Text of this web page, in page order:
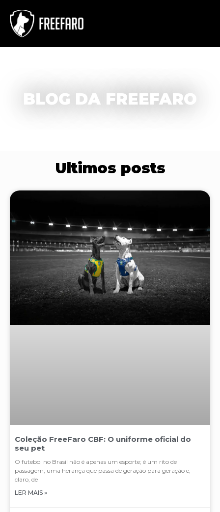
BLOG DA FREEFARO
Ultimos posts
Coleção FreeFaro CBF: O uniforme oficial do
seu pet
O futebol no Brasil não é apenas um esporte; é um rito de
passagem, uma herança que passa de geração para geração e,
claro, de
LER MAIS »